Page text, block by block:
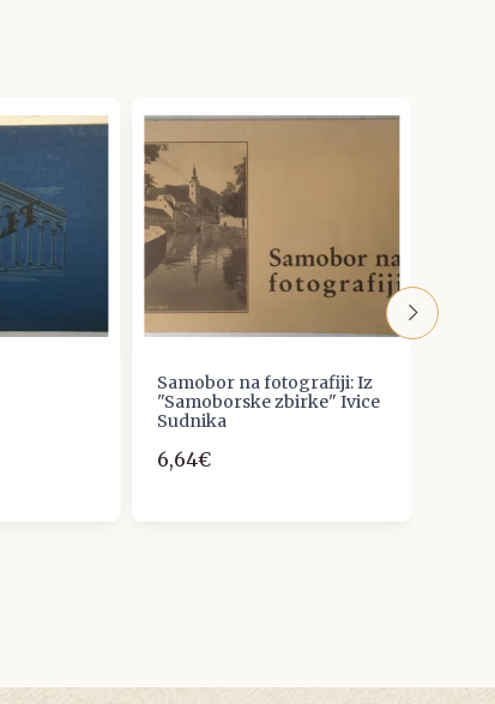
Samobor na fotografiji: Iz
"Samoborske zbirke" Ivice
Sudnika
6,64€